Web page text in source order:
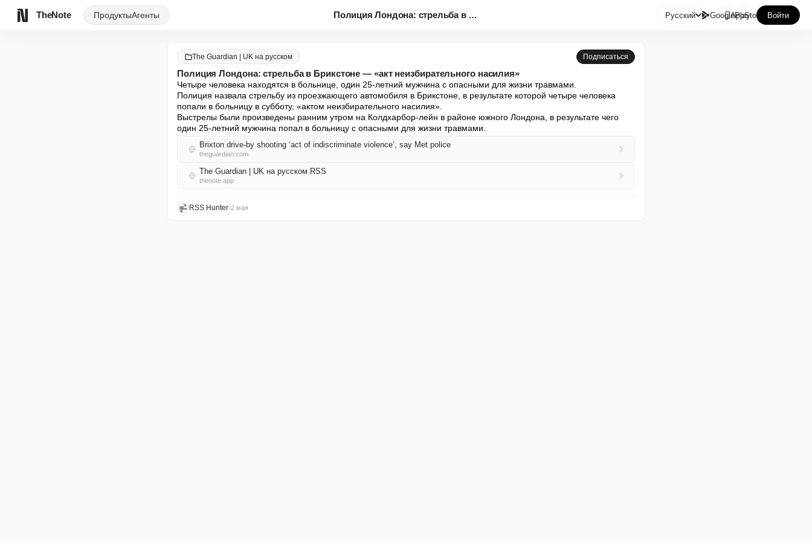
TheNote ПродуктыАгенты Полиция Лондона: стрельба в Бр... Русский GooglePlay
AppStore Войти
The Guardian | UK на русском Подписаться
Полиция Лондона: стрельба в Брикстоне — «акт неизбирательного насилия»
Четыре человека находятся в больнице, один 25-летний мужчина с опасными для жизни травмами.
Полиция назвала стрельбу из проезжающего автомобиля в Брикстоне, в результате которой четыре человека
попали в больницу в субботу, «актом неизбирательного насилия».
Выстрелы были произведены ранним утром на Колдхарбор-лейн в районе южного Лондона, в результате чего
один 25-летний мужчина попал в больницу с опасными для жизни травмами.
Brixton drive-by shooting ‘act of indiscriminate violence’, say Met police
theguardian.com
The Guardian | UK на русском RSS
thenote.app
RSS Hunter•2 мая